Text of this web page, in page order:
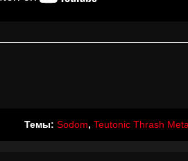
Темы: Sodom, Teutonic Thrash